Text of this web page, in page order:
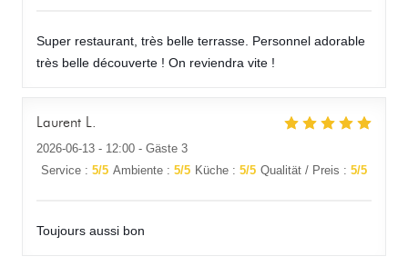
Super restaurant, très belle terrasse. Personnel adorable
très belle découverte ! On reviendra vite !
Laurent L
2026-06-13 - 12:00 - Gäste 3
Service : 5/5 Ambiente : 5/5 Küche : 5/5 Qualität / Preis : 5/5
Toujours aussi bon